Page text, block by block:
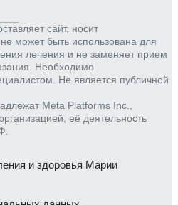
и здоровья Марии
сайт, носит
может быть использована для
лечения и не заменяет прием
Необходимо
Не является публичной
Meta Platforms Inc.,
её деятельность